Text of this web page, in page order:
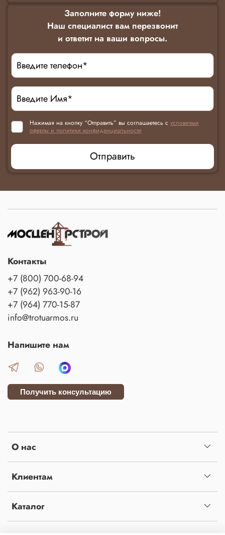
Заполните форму ниже!
Наш специалист вам перезвонит
и ответит на ваши вопросы.
Нажимая на кнопку “Отправить” вы соглашаетесь с условиями
оферты и политики конфиденциальности
Отправить
О нас
Клиентам
Каталог
Контакты
+7 (800) 700-68-94
+7 (962) 963-90-16
+7 (964) 770-15-87
info@trotuarmos.ru
Напишите нам
Получить консультацию